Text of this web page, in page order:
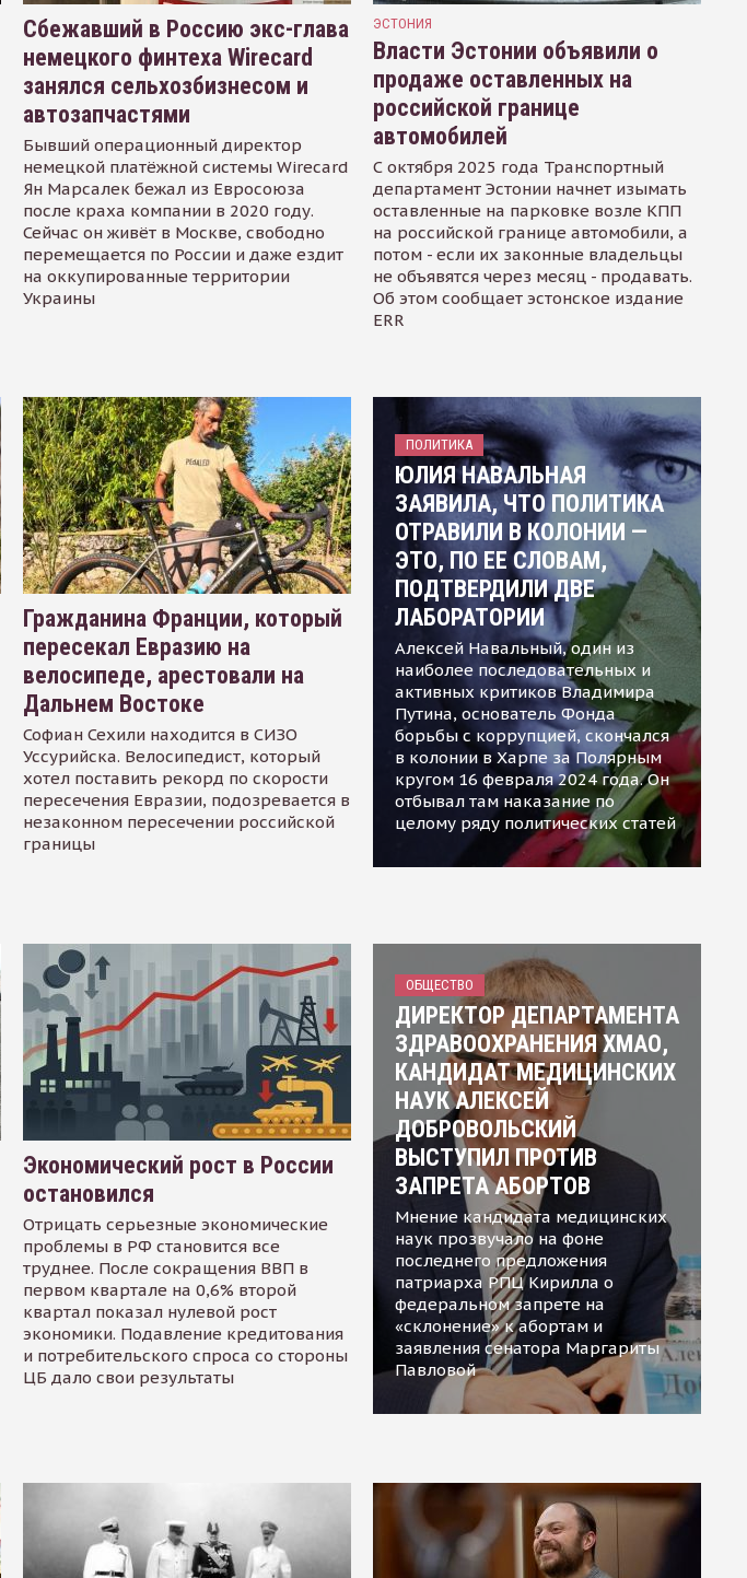
Сбежавший в Россию экс-глава
немецкого финтеха Wirecard
занялся сельхозбизнесом и
автозапчастями
Бывший операционный директор
немецкой платёжной системы Wirecard
Ян Марсалек бежал из Евросоюза
после краха компании в 2020 году.
Сейчас он живёт в Москве, свободно
перемещается по России и даже ездит
на оккупированные территории
Украины
ЭСТОНИЯ
Власти Эстонии объявили о
продаже оставленных на
российской границе
автомобилей
С октября 2025 года Транспортный
департамент Эстонии начнет изымать
оставленные на парковке возле КПП
на российской границе автомобили, а
потом - если их законные владельцы
не объявятся через месяц - продавать.
Об этом сообщает эстонское издание
ERR
Гражданина Франции, который
пересекал Евразию на
велосипеде, арестовали на
Дальнем Востоке
Софиан Сехили находится в СИЗО
Уссурийска. Велосипедист, который
хотел поставить рекорд по скорости
пересечения Евразии, подозревается в
незаконном пересечении российской
границы
ПОЛИТИКА
ЮЛИЯ НАВАЛЬНАЯ
ЗАЯВИЛА, ЧТО ПОЛИТИКА
ОТРАВИЛИ В КОЛОНИИ —
ЭТО, ПО ЕЕ СЛОВАМ,
ПОДТВЕРДИЛИ ДВЕ
ЛАБОРАТОРИИ
Алексей Навальный, один из
наиболее последовательных и
активных критиков Владимира
Путина, основатель Фонда
борьбы с коррупцией, скончался
в колонии в Харпе за Полярным
кругом 16 февраля 2024 года. Он
отбывал там наказание по
целому ряду политических статей
Экономический рост в России
остановился
Отрицать серьезные экономические
проблемы в РФ становится все
труднее. После сокращения ВВП в
первом квартале на 0,6% второй
квартал показал нулевой рост
экономики. Подавление кредитования
и потребительского спроса со стороны
ЦБ дало свои результаты
ОБЩЕСТВО
ДИРЕКТОР ДЕПАРТАМЕНТА
ЗДРАВООХРАНЕНИЯ ХМАО,
КАНДИДАТ МЕДИЦИНСКИХ
НАУК АЛЕКСЕЙ
ДОБРОВОЛЬСКИЙ
ВЫСТУПИЛ ПРОТИВ
ЗАПРЕТА АБОРТОВ
Мнение кандидата медицинских
наук прозвучало на фоне
последнего предложения
патриарха РПЦ Кирилла о
федеральном запрете на
«склонение» к абортам и
заявления сенатора Маргариты
Павловой